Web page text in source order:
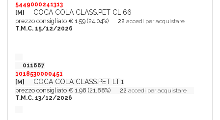
5449000241313
[M]
COCA COLA CLASS.PET CL.66
prezzo consigliato € 1.59 (24.04%) 22 accedi per acquistare
T.M.C. 15/12/2026
011667
1018530000451
[M]
COCA COLA CLASS.PET LT.1
prezzo consigliato € 1.98 (21.88%) 22 accedi per acquistare
T.M.C. 13/12/2026